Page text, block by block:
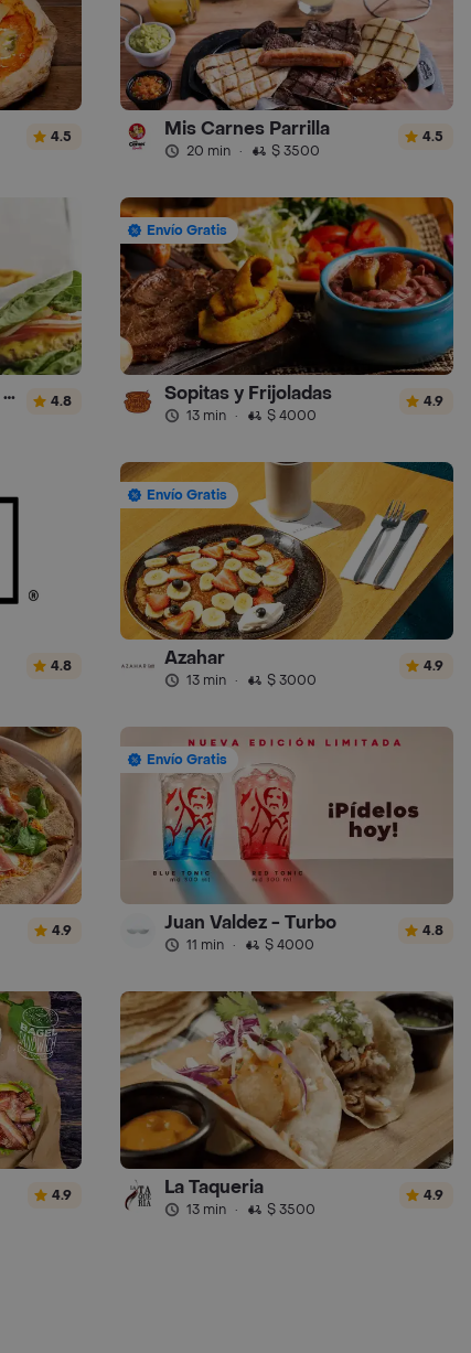
4.5 Mis Carnes Parrilla
20 min · $ 3500
4.5
Gauchos Hamburguesas y Sánguches 4.8
Envío Gratis
Sopitas y Frijoladas
13 min · $ 4000
4.9
4.8
Envío Gratis
Azahar
13 min · $ 3000
4.9
4.9
Envío Gratis
Juan Valdez - Turbo
11 min · $ 4000
4.8
4.9 La Taqueria
13 min · $ 3500
4.9